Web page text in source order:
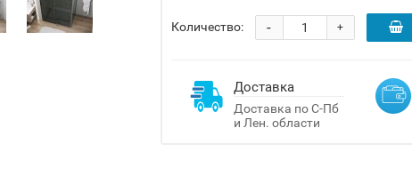
Количество: +
-
Доставка
Доставка по С-Пб
и Лен. области